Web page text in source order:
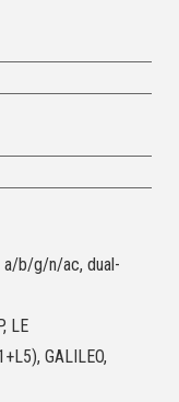
a/b/g/n/ac, dual-
LE
GALILEO,